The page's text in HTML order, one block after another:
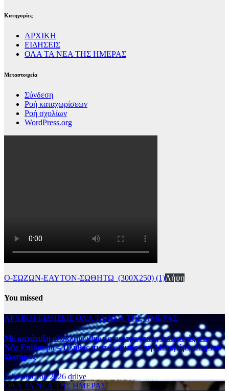
Kατηγορίες
ΑΡΧΙΚΗ
ΕΙΔΗΣΕΙΣ
ΟΛΑ ΤΑ ΝΕΑ ΤΗΣ ΗΜΕΡΑΣ
Μεταστοιχεία
Σύνδεση
Ροή καταχωρίσεων
Ροή σχολίων
WordPress.org
Ο-ΣΩΖΩΝ-ΕΑΥΤΟΝ-ΣΩΘΗΤΩ_(300Χ250) (1)Λήψη
You missed
ΑΡΧΙΚΗ ΕΙΔΗΣΕΙΣ ΟΛΑ ΤΑ ΝΕΑ ΤΗΣ ΗΜΕΡΑΣ
Με κατάνυξη ολοκληρώθηκε ο πανηγυρικός εσπερινός στη
Νέα Επίδαυρο – Πλήθος πιστών τίμησε τη Μεταμόρφωση του
Σωτήρος
5 Αυγούστου 2026 drlive
ΟΛΑ ΤΑ ΝΕΑ ΤΗΣ ΗΜΕΡΑΣ